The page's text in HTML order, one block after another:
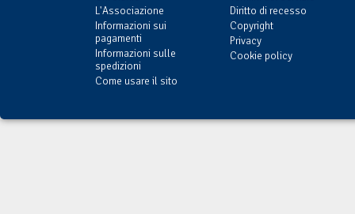
L'Associazione
Informazioni sui
pagamenti
Informazioni sulle
spedizioni
Come usare il sito
Diritto di recesso
Copyright
Privacy
Cookie policy